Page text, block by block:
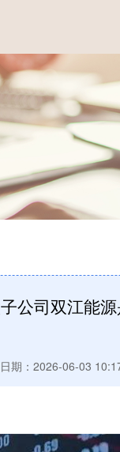
公司双江能
日期：2026-06-03